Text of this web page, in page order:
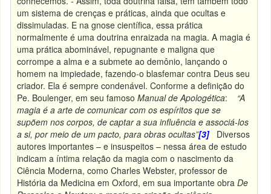
um sistema de crenças e práticas, ainda que ocultas e
dissimuladas. E na gnose científica, essa prática
normalmente é uma doutrina enraizada na magia. A magia é
uma prática abominável, repugnante e maligna que
corrompe a alma e a submete ao demônio, lançando o
homem na impiedade, fazendo-o blasfemar contra Deus seu
criador. Ela é sempre condenável. Conforme a definição do
Pe. Boulenger, em seu famosoManual de Apologética:
“A
magia é a arte de comunicar com os espíritos que se
supõem nos corpos, de captar a sua influência e associá-los
a si, por meio de um pacto, para obras ocultas”[3]
Diversos
autores importantes – e insuspeitos – nessa área de estudo
indicam a íntima relação da magia com o nascimento da
Ciência Moderna, como Charles Webster, professor de
História da Medicina em Oxford, em sua importante obraDe